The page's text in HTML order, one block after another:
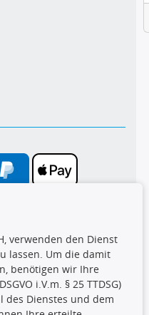
verwenden den Dienst
lassen. Um die damit
benötigen wir Ihre
i.V.m. § 25 TTDSG)
des Dienstes und dem